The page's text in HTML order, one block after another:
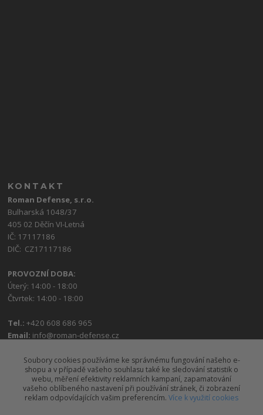
KONTAKT
Roman Defense, s.r.o.
Bulharská 1048/37
405 02 Děčín VI-Letná
IČ: 17117186
DIČ: CZ17117186
PROVOZNÍ DOBA:
Úterý: 14:00 - 18:00
Čtvrtek: 14:00 - 18:00
Tel.:+420 608 686 965
Email: info@roman-defense.cz
Soubory cookies používáme ke správnému fungování našeho e-
shopu a v případě vašeho souhlasu také ke sledování statistik o
webu, měření efektivity reklamních kampaní, zapamatování
vašeho oblíbeného nastavení při používání stránek, či zobrazení
reklam odpovídajících vašim preferencím. Více k využití cookies